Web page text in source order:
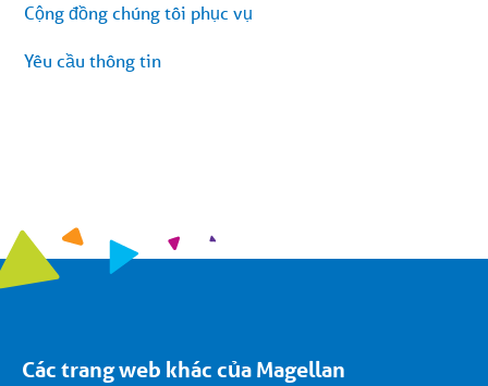
Cộng đồng chúng tôi phục vụ
Yêu cầu thông tin
Các trang web khác của Magellan